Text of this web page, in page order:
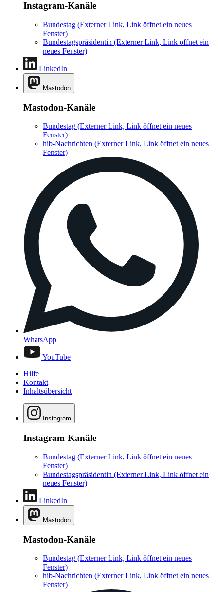
Instagram-Kanäle
Bundestag (Externer Link, Link öffnet ein neues
Fenster)
Bundestagspräsidentin (Externer Link, Link öffnet ein
neues Fenster)
LinkedIn
Mastodon
Mastodon-Kanäle
Bundestag (Externer Link, Link öffnet ein neues
Fenster)
hib-Nachrichten (Externer Link, Link öffnet ein neues
Fenster)
WhatsApp
YouTube
Hilfe
Kontakt
Inhaltsübersicht
Instagram
Instagram-Kanäle
Bundestag (Externer Link, Link öffnet ein neues
Fenster)
Bundestagspräsidentin (Externer Link, Link öffnet ein
neues Fenster)
LinkedIn
Mastodon
Mastodon-Kanäle
Bundestag (Externer Link, Link öffnet ein neues
Fenster)
hib-Nachrichten (Externer Link, Link öffnet ein neues
Fenster)